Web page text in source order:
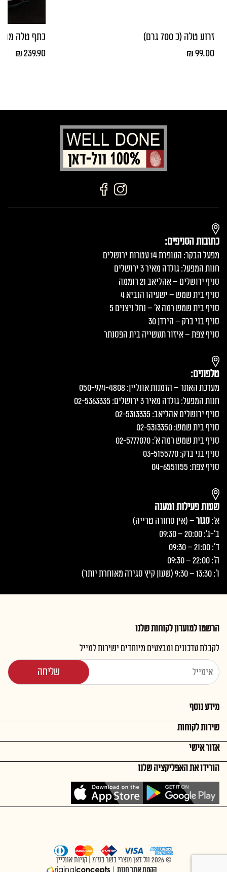
זרוע טלה (כ 700 גרם)
₪99.00
כתף טלה
₪239.90
כתובות הסניפים:
מפעל הבקר: העופרת 14 עטרות ירושלים
חנות המפעל: גולדה מאיר 3 ירושלים
סניף ירושלים – אהליאב 21 רוממה
סניף בית שמש – ישעיהו הנביא 4
סניף בית שמש רמה א׳ – נחל ניצנים 5
סניף בני ברק – הירדן 30
סניף צפת – איזור תעשייה בית הפסנתר
טלפונים:
מערכת האתר – הזמנות אונליין: 050-974-4808
חנות המפעל: גולדה מאיר 3 ירושלים: 02-5363335
סניף ירושלים אהליאב: 02-5313335
סניף בית שמש: 02-5313350
סניף בית שמש רמה א׳: 02-5777070
סניף בני ברק: 03-5155770
סניף צפת: 04-6551155
שעות פעילות ומענה
א':סגור– (אין סחורה טרייה)
ב'-ג': 20:00 – 09:30
ד': 21:00 – 09:30
ה': 22:00 – 09:30
ו': 13:30 – 9:30 (שעון קיץ סגירה מאוחרת יותר)
הרשמו למועדון לקוחות שלנו
לקבלת עדכונים ומבצעים מיוחדים ישירות למייל
מידע נוסף
שירות לקוחות
אזור אישי
הורידו את האפליקציה שלנו
© 2026 וול דאן מוצרי בשר בע"מ | קניות אונליין